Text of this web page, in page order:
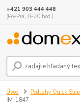
+421 903 444 448
(Po-Pia, 8-20 hod.)
Úvod Podlahy Quick Step
IM-1847